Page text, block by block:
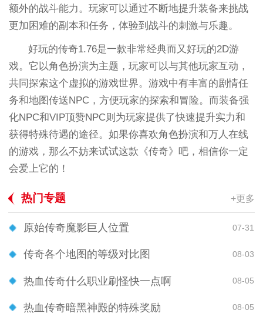
额外的战斗能力。玩家可以通过不断地提升装备来挑战
更加困难的副本和任务，体验到战斗的刺激与乐趣。
好玩的传奇1.76是一款非常经典而又好玩的2D游
戏。它以角色扮演为主题，玩家可以与其他玩家互动，
共同探索这个虚拟的游戏世界。游戏中有丰富的剧情任
务和地图传送NPC，方便玩家的探索和冒险。而装备强
化NPC和VIP顶赞NPC则为玩家提供了快速提升实力和
获得特殊待遇的途径。如果你喜欢角色扮演和万人在线
的游戏，那么不妨来试试这款《传奇》吧，相信你一定
会爱上它的！
热门专题 +更多
原始传奇魔影巨人位置 07-31
传奇各个地图的等级对比图 08-03
热血传奇什么职业刷怪快一点啊 08-05
热血传奇暗黑神殿的特殊奖励 08-05